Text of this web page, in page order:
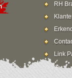
RH
Link